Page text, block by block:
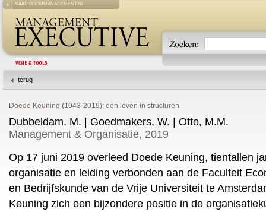
NAAR BOOMMANAGEMENT.NL
terug
Doede Keuning (1943-2019): een leven in structuren
Dubbeldam, M. | Goedmakers, W. | Otto, M.M.
Management & Organisatie, 2019
Op 17 juni 2019 overleed Doede Keuning, tientallen
organisatie en leiding verbonden aan de Faculteit
en Bedrijfskunde van de Vrije Universiteit te
Keuning zich een bijzondere positie in de